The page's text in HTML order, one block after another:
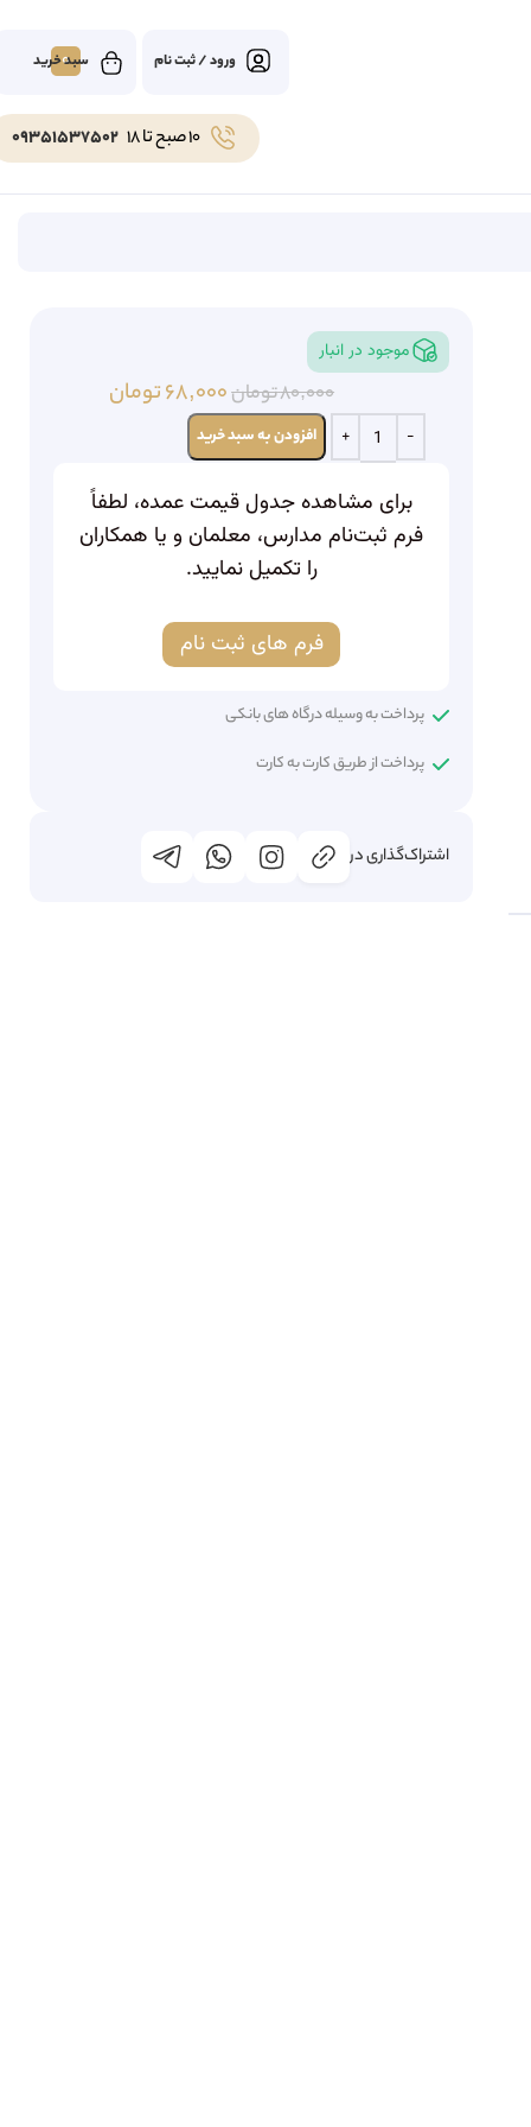
ورود / ثبت نام 0
10 صبح تا 18 09351537502
موجود در انبار
۸۰,۰۰۰تومان۶۸,۰۰۰تومان
افزودن به سبد خرید
برای مشاهده جدول قیمت عمده، لطفاً
فرم ثبت‌نام مدارس، معلمان و یا همکاران
را تکمیل نمایید.
فرم های ثبت نام
پرداخت به وسیله درگاه های بانکی
پرداخت از طریق کارت به کارت
اشتراک‌گذاری در